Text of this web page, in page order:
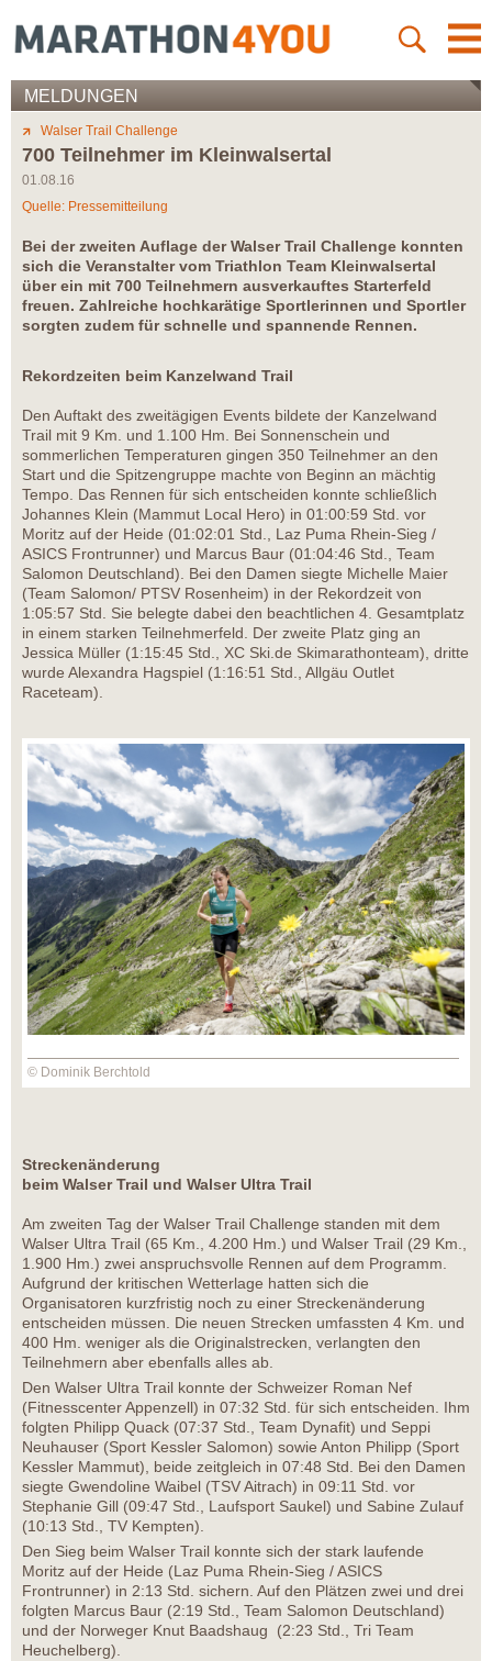
MELDUNGEN
Walser Trail Challenge
700 Teilnehmer im Kleinwalsertal
01.08.16
Quelle: Pressemitteilung
Bei der zweiten Auflage der Walser Trail Challenge konnten
sich die Veranstalter vom Triathlon Team Kleinwalsertal
über ein mit 700 Teilnehmern ausverkauftes Starterfeld
freuen. Zahlreiche hochkarätige Sportlerinnen und Sportler
sorgten zudem für schnelle und spannende Rennen.
Rekordzeiten beim Kanzelwand Trail
Den Auftakt des zweitägigen Events bildete der Kanzelwand
Trail mit 9 Km. und 1.100 Hm. Bei Sonnenschein und
sommerlichen Temperaturen gingen 350 Teilnehmer an den
Start und die Spitzengruppe machte von Beginn an mächtig
Tempo. Das Rennen für sich entscheiden konnte schließlich
Johannes Klein (Mammut Local Hero) in 01:00:59 Std. vor
Moritz auf der Heide (01:02:01 Std., Laz Puma Rhein-Sieg /
ASICS Frontrunner) und Marcus Baur (01:04:46 Std., Team
Salomon Deutschland). Bei den Damen siegte Michelle Maier
(Team Salomon/ PTSV Rosenheim) in der Rekordzeit von
1:05:57 Std. Sie belegte dabei den beachtlichen 4. Gesamtplatz
in einem starken Teilnehmerfeld. Der zweite Platz ging an
Jessica Müller (1:15:45 Std., XC Ski.de Skimarathonteam), dritte
wurde Alexandra Hagspiel (1:16:51 Std., Allgäu Outlet
Raceteam).
© Dominik Berchtold
Streckenänderung
beim Walser Trail und Walser Ultra Trail
Am zweiten Tag der Walser Trail Challenge standen mit dem
Walser Ultra Trail (65 Km., 4.200 Hm.) und Walser Trail (29 Km.,
1.900 Hm.) zwei anspruchsvolle Rennen auf dem Programm.
Aufgrund der kritischen Wetterlage hatten sich die
Organisatoren kurzfristig noch zu einer Streckenänderung
entscheiden müssen. Die neuen Strecken umfassten 4 Km. und
400 Hm. weniger als die Originalstrecken, verlangten den
Teilnehmern aber ebenfalls alles ab.
Den Walser Ultra Trail konnte der Schweizer Roman Nef
(Fitnesscenter Appenzell) in 07:32 Std. für sich entscheiden. Ihm
folgten Philipp Quack (07:37 Std., Team Dynafit) und Seppi
Neuhauser (Sport Kessler Salomon) sowie Anton Philipp (Sport
Kessler Mammut), beide zeitgleich in 07:48 Std. Bei den Damen
siegte Gwendoline Waibel (TSV Aitrach) in 09:11 Std. vor
Stephanie Gill (09:47 Std., Laufsport Saukel) und Sabine Zulauf
(10:13 Std., TV Kempten).
Den Sieg beim Walser Trail konnte sich der stark laufende
Moritz auf der Heide (Laz Puma Rhein-Sieg / ASICS
Frontrunner) in 2:13 Std. sichern. Auf den Plätzen zwei und drei
folgten Marcus Baur (2:19 Std., Team Salomon Deutschland)
und der Norweger Knut Baadshaug (2:23 Std., Tri Team
Heuchelberg).